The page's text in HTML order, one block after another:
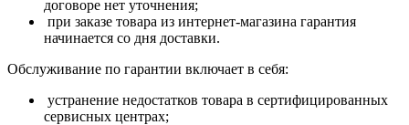
договоре нет уточнения;
при заказе товара из интернет-магазина гарантия
начинается со дня доставки.
Обслуживание по гарантии включает в себя:
устранение недостатков товара в сертифицированных
сервисных центрах;